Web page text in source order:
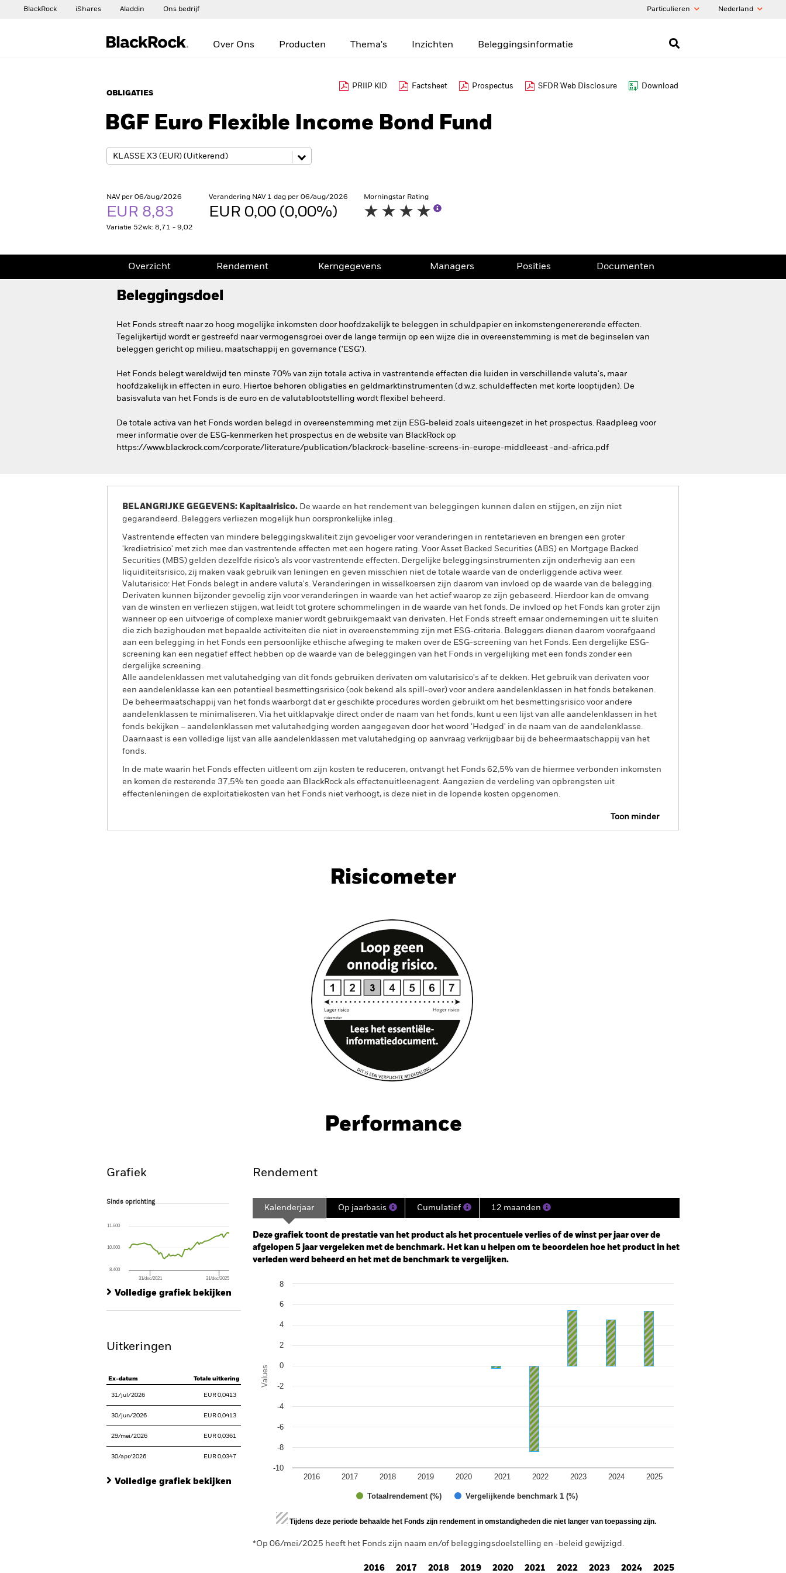
BlackRock iShares Aladdin Ons bedrijf Particulieren Nederland
Over Ons Producten Thema's Inzichten Beleggingsinformatie
OBLIGATIES
PRIIP KID Factsheet Prospectus SFDR Web Disclosure Download
BGF Euro Flexible Income Bond Fund
NAV per 06/aug/2026
EUR 8,83
Variatie 52wk: 8,71 - 9,02
Verandering NAV 1 dag per 06/aug/2026
EUR 0,00 (0,00%)
Morningstar Rating
Overzicht Rendement Kerngegevens Managers Posities Documenten
Beleggingsdoel
Het Fonds streeft naar zo hoog mogelijke inkomsten door hoofdzakelijk te beleggen in schuldpapier en inkomstengenererende effecten.
Tegelijkertijd wordt er gestreefd naar vermogensgroei over de lange termijn op een wijze die in overeenstemming is met de beginselen van
beleggen gericht op milieu, maatschappij en governance ('ESG').
Het Fonds belegt wereldwijd ten minste 70% van zijn totale activa in vastrentende effecten die luiden in verschillende valuta's, maar
hoofdzakelijk in effecten in euro. Hiertoe behoren obligaties en geldmarktinstrumenten (d.w.z. schuldeffecten met korte looptijden). De
basisvaluta van het Fonds is de euro en de valutablootstelling wordt flexibel beheerd.
De totale activa van het Fonds worden belegd in overeenstemming met zijn ESG-beleid zoals uiteengezet in het prospectus. Raadpleeg voor
meer informatie over de ESG-kenmerken het prospectus en de website van BlackRock op
https://www.blackrock.com/corporate/literature/publication/blackrock-baseline-screens-in-europe-middleeast -and-africa.pdf
BELANGRIJKE GEGEVENS: Kapitaalrisico. De waarde en het rendement van beleggingen kunnen dalen en stijgen, en zijn niet
gegarandeerd. Beleggers verliezen mogelijk hun oorspronkelijke inleg.
Vastrentende effecten van mindere beleggingskwaliteit zijn gevoeliger voor veranderingen in rentetarieven en brengen een groter
'kredietrisico' met zich mee dan vastrentende effecten met een hogere rating. Voor Asset Backed Securities (ABS) en Mortgage Backed
Securities (MBS) gelden dezelfde risico’s als voor vastrentende effecten. Dergelijke beleggingsinstrumenten zijn onderhevig aan een
liquiditeitsrisico, zij maken vaak gebruik van leningen en geven misschien niet de totale waarde van de onderliggende activa weer.
Valutarisico: Het Fonds belegt in andere valuta's. Veranderingen in wisselkoersen zijn daarom van invloed op de waarde van de belegging.
Derivaten kunnen bijzonder gevoelig zijn voor veranderingen in waarde van het actief waarop ze zijn gebaseerd. Hierdoor kan de omvang
van de winsten en verliezen stijgen, wat leidt tot grotere schommelingen in de waarde van het fonds. De invloed op het Fonds kan groter zijn
wanneer op een uitvoerige of complexe manier wordt gebruikgemaakt van derivaten. Het Fonds streeft ernaar ondernemingen uit te sluiten
die zich bezighouden met bepaalde activiteiten die niet in overeenstemming zijn met ESG-criteria. Beleggers dienen daarom voorafgaand
aan een belegging in het Fonds een persoonlijke ethische afweging te maken over de ESG-screening van het Fonds. Een dergelijke ESG-
screening kan een negatief effect hebben op de waarde van de beleggingen van het Fonds in vergelijking met een fonds zonder een
dergelijke screening.
Alle aandelenklassen met valutahedging van dit fonds gebruiken derivaten om valutarisico's af te dekken. Het gebruik van derivaten voor
een aandelenklasse kan een potentieel besmettingsrisico (ook bekend als spill-over) voor andere aandelenklassen in het fonds betekenen.
De beheermaatschappij van het fonds waarborgt dat er geschikte procedures worden gebruikt om het besmettingsrisico voor andere
aandelenklassen te minimaliseren. Via het uitklapvakje direct onder de naam van het fonds, kunt u een lijst van alle aandelenklassen in het
fonds bekijken – aandelenklassen met valutahedging worden aangegeven door het woord 'Hedged' in de naam van de aandelenklasse.
Daarnaast is een volledige lijst van alle aandelenklassen met valutahedging op aanvraag verkrijgbaar bij de beheermaatschappij van het
fonds.
In de mate waarin het Fonds effecten uitleent om zijn kosten te reduceren, ontvangt het Fonds 62,5% van de hiermee verbonden inkomsten
en komen de resterende 37,5% ten goede aan BlackRock als effectenuitleenagent. Aangezien de verdeling van opbrengsten uit
effectenleningen de exploitatiekosten van het Fonds niet verhoogt, is deze niet in de lopende kosten opgenomen.
Toon minder
Download
Risicometer
Performance
Grafiek
Sinds oprichting
The chart has 1 X axis displaying Time. Range: 2020-09-30 00:00:00 to 2026-07-31 00:00:00.
The chart has 1 Y axis displaying values. Range: -16 to 32.
Sinds oprichting
31/dec/2021 31/dec/2025
8.400
10.000
11.600
Volledige grafiek bekijken
Uitkeringen
Ex-datum Totale uitkering
31/jul/2026 EUR 0,0413
30/jun/2026 EUR 0,0413
29/mei/2026 EUR 0,0361
30/apr/2026 EUR 0,0347
Volledige grafiek bekijken
Rendement
Kalenderjaar Op jaarbasis Cumulatief 12 maanden
Deze grafiek toont de prestatie van het product als het procentuele verlies of de winst per jaar over de
afgelopen 5 jaar vergeleken met de benchmark. Het kan u helpen om te beoordelen hoe het product in het
verleden werd beheerd en het met de benchmark te vergelijken.
Bar chart with 2 data series.
The chart has 1 Y axis displaying Values. Range: -10 to 8.
Values
Totaalrendement (%) Vergelijkende benchmark 1 (%)
2016 2017 2018 2019 2020 2021 2022 2023 2024 2025
-10
-8
-6
-4
-2
0
2
4
6
8
End of interactive chart.
Tijdens deze periode behaalde het Fonds zijn rendement in omstandigheden die niet langer van toepassing zijn.
*Op 06/mei/2025 heeft het Fonds zijn naam en/of beleggingsdoelstelling en -beleid gewijzigd.
2016 2017 2018 2019 2020 2021 2022 2023 2024 2025